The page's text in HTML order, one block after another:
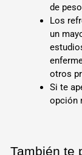
de
Los
un
otros
Si te
opción
También te